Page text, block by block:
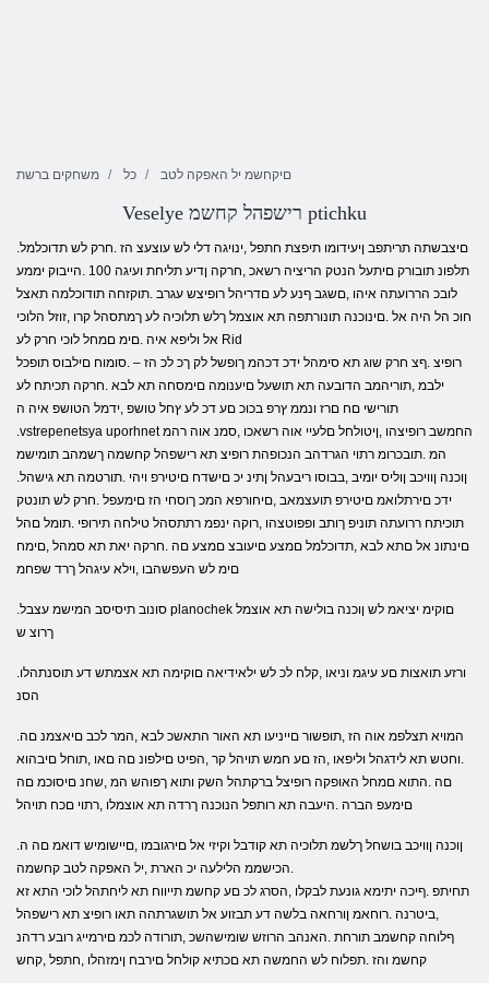
משחקים ברשת כל םיקחשמ יל האפקה לטב
Veselye רישפהל קחשמ ptichku
.םיצבשתה תריתפב ןיעידומו תיפצת חתפל ,ינויגה דלי לש עוצעצ הז .חרק לש תדוכלמל
תלפונ תובורק םיתעל הנטק הריציה רשאכ ,חרקה ןדיע תליחת ועיגה 100 .הייבוק יממע
לובכ הררועתה איהו ,םשגב ףנע לע םדריהל רופיצש עגרב .תוקזחה תודוכלמה תאצל
חוכ הל היה אל .םינוכנה תונורתפה תא אוצמל ךלש תלוכיה לע ךמתסהל קרו ,זוזל הלוכי
אל וליפא איה .םימ םמחל לוכי חרק לע Rid
רופיצ .ףצ חרק שוג תא סימהל ידכ דכהמ ךופשל לק ךכ לכ הז – .סומוח םילבוס תופכל
ילבמ ,תוריהמב הדובעה תא תושעל םיענומה םימסחה תא לבא .חרקה תכיתח לע
תורישי םח םרז ונממ ץרפ בכוכ םע דכ לע ץחל טושפ ,ידמל הטושפ איה ה
.vstrepenetsya uporhnet החמשב רופיצהו ,ןיטולחל םלעיי אוה רשאכו ,סמנ אוה רהמ
המ .תובכרומ רתוי הגרדהב הנכופהת רופיצ תא רישפהל קחשמה ךשמהב תומישמ
.ןוכנה ןוויכב ןוליס יומיב ,בבוסו ריבעהל ןתינ יכ םישדח םיטירפ ויהי .תורטמה תא גישהל
ידכ םירתלואמ םיטירפ תועצמאב ,םיחורפא המכ ךוסחי הז םימעפל .חרק לש תונטק
תוכיתח ררועתה תוניפ ךותב ופפוטצהו ,רוקה ינפמ רתתסהל טילחה תירופי .תומל םהל
םינתונ אל םתא לבא ,תדוכלמל םמצע םיעובצ םמצע םה .חרקה יאת תא סמהל ,םימח
םימ לש העפשהבו ,וילא עיגהל ךרד שפחמ
.סונוב תיסיסב המישמ עצבל planochek םוקימ יציאמ לש ןוכנה בולישה תא אוצמל
ךרוצ ש
.ורזע תואצות םע עיגמ וניאו ,קלח לכ לש ילאידיאה םוקימה תא אצמתש דע תוסנתהלו
הסנ
.המויא תצלפמ אוה הז ,תופשור םייניעו תא האור התאשכ לבא ,המר לכב םיאצמנ םה
.וחטש תא לידגהל וליפאו ,הז םע חמש תויהל קר ,הפיט םילפונ םה םאו ,תוחל םיבהוא
םה .התוא םמחל האופקה רופיצל ברקתהל השק ותוא ךפוהש המ ,שחנ םיסוכמ םה
םימעפ הברה .היעבה תא רותפל הנוכנה ךרדה תא אוצמלו ,רתוי םכח תויהל
.ןוכנה ןוויכב בושחל ךלשמ תלוכיה תא קודבל וקיזי אל םירגובמו ,םיישומיש דואמ םה ה
.הכישממ הלילעה יכ הארת ,יל האפקה לטב קחשמה
תחיתפ .ףיכה יתימא גונעת לבקלו ,הסרג לכ םע קחשמ תייווח תא ליחתהל לוכי התא זא
,ביטרנה .רוחאמ ןורחאה בלשה דע תבזוע אל תושגרתהה תאו רופיצ תא רישפהל
ףלוחה קחשמב תורחת .האנהב הרוזש שומישהשכ ,תורודה לכמ םירמייג רובע רדהנ
קחשמ והז .תפלוח לש החמשה תא םכתיא קולחל םירבח ןימזהלו ,חתפל ,קחש